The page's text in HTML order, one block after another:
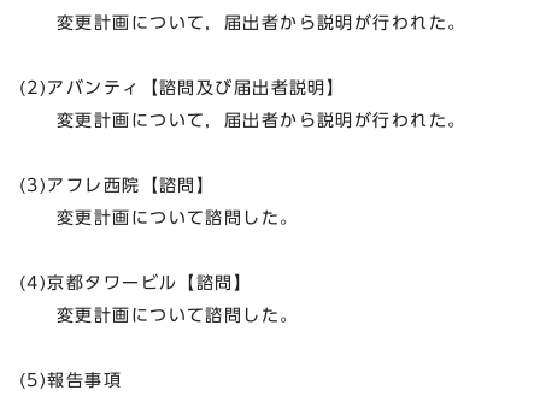
変更計画について，届出者から説明が行われた。
(2)アバンティ【諮問及び届出者説明】
変更計画について，届出者から説明が行われた。
(3)アフレ西院【諮問】
変更計画について諮問した。
(4)京都タワービル【諮問】
変更計画について諮問した。
(5)報告事項